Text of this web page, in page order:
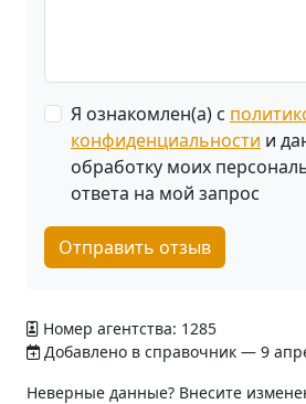
Я ознакомлен(а) с
конфиденциальности и
обработку моих
ответа на мой запрос
Отправить отзыв
Номер агентства: 1285
Добавлено в справочник — 9
Неверные данные? Внесите